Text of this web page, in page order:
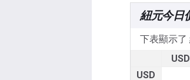
紐元今日
下表顯示了
USD
USD